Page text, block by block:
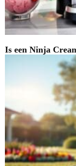
Is een Ninja